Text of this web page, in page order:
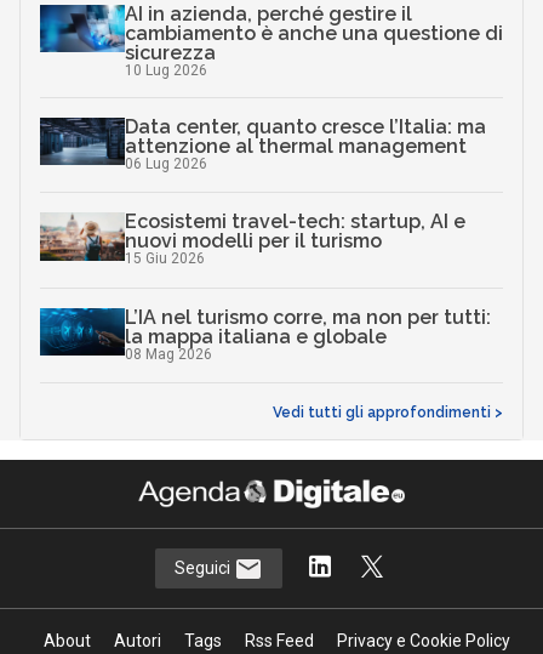
AI in azienda, perché gestire il
cambiamento è anche una questione di
sicurezza
10 Lug 2026
Data center, quanto cresce l’Italia: ma
attenzione al thermal management
06 Lug 2026
Ecosistemi travel-tech: startup, AI e
nuovi modelli per il turismo
15 Giu 2026
L’IA nel turismo corre, ma non per tutti:
la mappa italiana e globale
08 Mag 2026
Vedi tutti gli approfondimenti >
Seguici
About Autori Tags Rss Feed
Privacy e Cookie Policy